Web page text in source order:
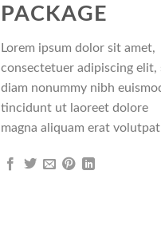
PACKAGE
Lorem ipsum dolor sit amet,
consectetuer adipiscing elit,
diam nonummy nibh
tincidunt ut laoreet dolore
magna aliquam erat